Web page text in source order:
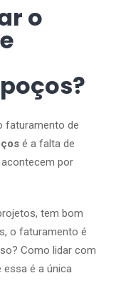
o
faturamento de
é a falta de
por
tem bom
o faturamento é
Como lidar com
essa é a única